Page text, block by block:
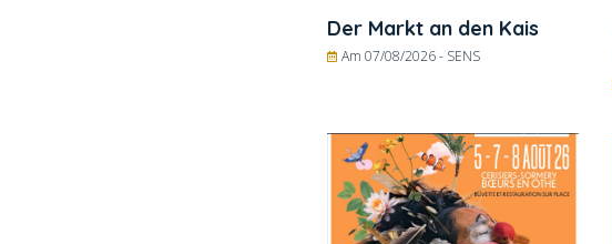
Der Markt an den Kais
Am 07/08/2026 - SENS